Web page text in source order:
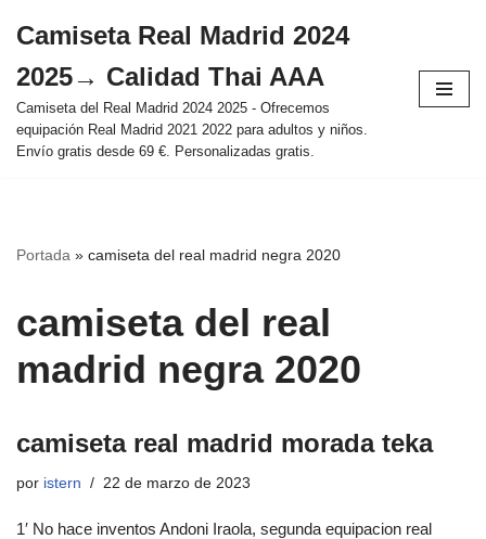
al
contenido
Camiseta Real Madrid 2024
2025→ Calidad Thai AAA
Camiseta del Real Madrid 2024 2025 - Ofrecemos
equipación Real Madrid 2021 2022 para adultos y niños.
Envío gratis desde 69 €. Personalizadas gratis.
Portada » camiseta del real madrid negra 2020
camiseta del real
madrid negra 2020
camiseta real madrid morada teka
por istern 22 de marzo de 2023
1′ No hace inventos Andoni Iraola, segunda equipacion real